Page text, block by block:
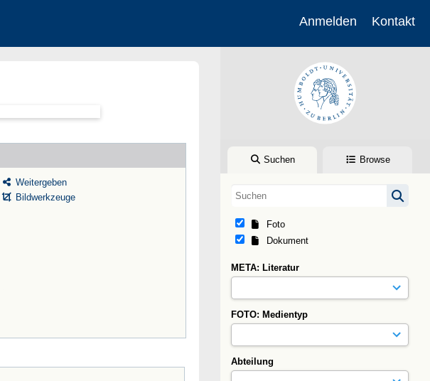
Anmelden Kontakt
Suchen Browse
Foto
Dokument
META: Literatur
FOTO: Medientyp
Abteilung
Weitergeben
Bildwerkzeuge